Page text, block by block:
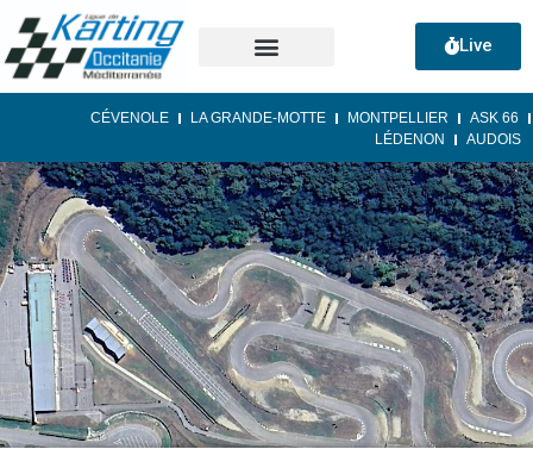
Live
CÉVENOLE LA GRANDE-MOTTE MONTPELLIER
ASK 66
LÉDENON
AUDOIS